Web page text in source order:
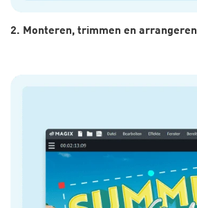
2. Monteren, trimmen en arrangeren